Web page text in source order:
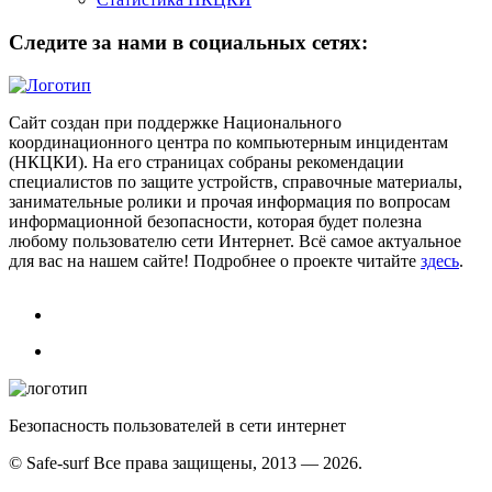
Следите за нами в социальных сетях:
Сайт создан при поддержке Национального
координационного центра по компьютерным инцидентам
(НКЦКИ). На его страницах собраны рекомендации
специалистов по защите устройств, справочные материалы,
занимательные ролики и прочая информация по вопросам
информационной безопасности, которая будет полезна
любому пользователю сети Интернет. Всё самое актуальное
для вас на нашем сайте! Подробнее о проекте читайте здесь.
Безопасность пользователей в сети интернет
© Safe-surf Все права защищены, 2013 — 2026.